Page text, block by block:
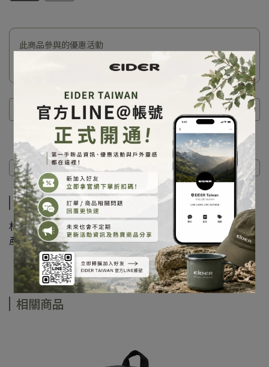
此商品參與的優惠活動
商品介紹
商品介紹
材質：88%棉8%聚酯纖維4%聚氨酯
產地：韓國
相關商品